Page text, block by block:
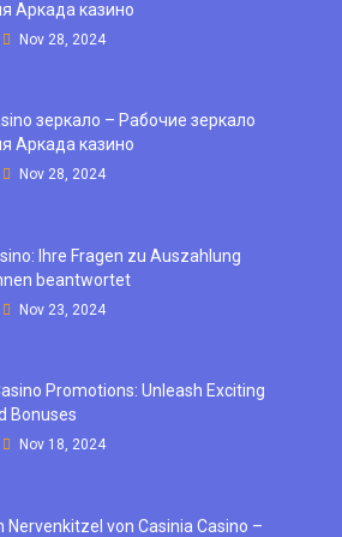
Аркада казино
Nov 28, 2024
зеркало – Рабочие зеркало
Аркада казино
Nov 28, 2024
Ihre Fragen zu Auszahlung
beantwortet
Nov 23, 2024
Promotions: Unleash Exciting
Bonuses
Nov 18, 2024
Nervenkitzel von Casinia Casino –